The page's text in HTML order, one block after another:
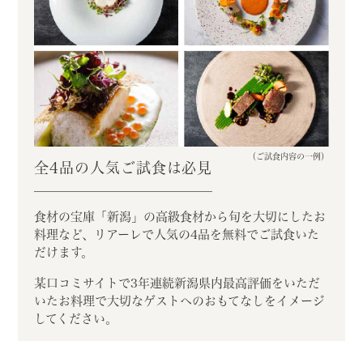
（ご試食内容の一例）
全4品の人気ご試食は必見
食材の宝庫「新潟」の高級食材から 旬を大切にしたお
料理など、リアーレで 人気の4品を無料でご試食いた
だけます。
某口コミサイトで3年連続新潟県内最高評価をいただ
いたお料理で大切なゲストへのおもてなしをイメージ
してください。